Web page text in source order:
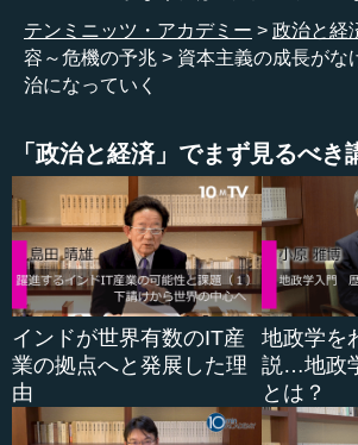
どの国も、国が非常に成長し発展する
ステムや国際秩序との相性が非常に良く
序かどうかということが、ものすごく
●人口減少と構成比の大幅変化は、
船橋 もう1つは人口だと思います。団
が、人口ボーナスがあり、人口が増え
う状況が循環したことで、これまで経済
た。それが現在は全て逆になっています
年齢人口が減少に転じて、2008年には
なっています。これも今、加速化して
テンミニッツ・アカデミー
政治と経
容～危機の予兆
資本主義の成長がな
治になっていく
「政治と経済」でまず見るべき
インドが世界有数のIT産
業の拠点へと発展した理
由
地政学を
説…地政
とは？